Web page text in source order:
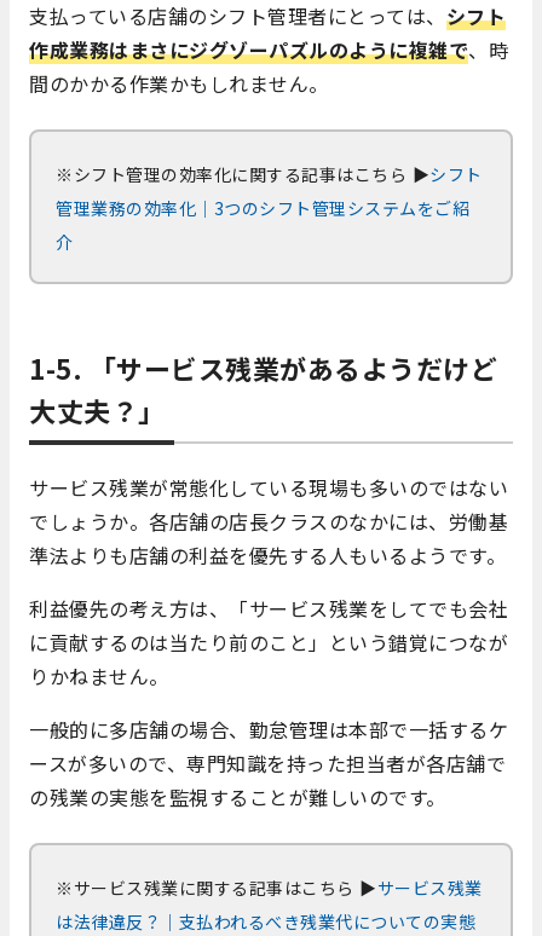
支払っている店舗のシフト管理者にとっては、 シフト
作成業務はまさにジグゾーパズルのように複雑で、時
間のかかる作業かもしれません。
※シフト管理の効率化に関する記事はこちら ▶シフト
管理業務の効率化｜3つのシフト管理システムをご紹
介
1-5. 「サービス残業があるようだけど
大丈夫？」
サービス残業が常態化している現場も多いのではない
でしょうか。各店舗の店長クラスのなかには、労働基
準法よりも店舗の利益を優先する人もいるようです。
利益優先の考え方は、「サービス残業をしてでも会社
に貢献するのは当たり前のこと」という錯覚につなが
りかねません。
一般的に多店舗の場合、勤怠管理は本部で一括するケ
ースが多いので、専門知識を持った担当者が各店舗で
の残業の実態を監視することが難しいのです。
※サービス残業に関する記事はこちら ▶サービス残業
は法律違反？｜支払われるべき残業代についての実態